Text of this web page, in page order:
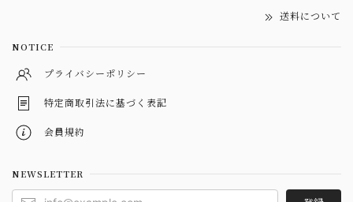
送料について
NOTICE
プライバシーポリシー
特定商取引法に基づく表記
会員規約
NEWSLETTER